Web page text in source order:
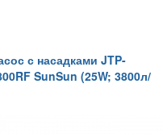
с насадками JTP-
SunSun (25W; 3800л/